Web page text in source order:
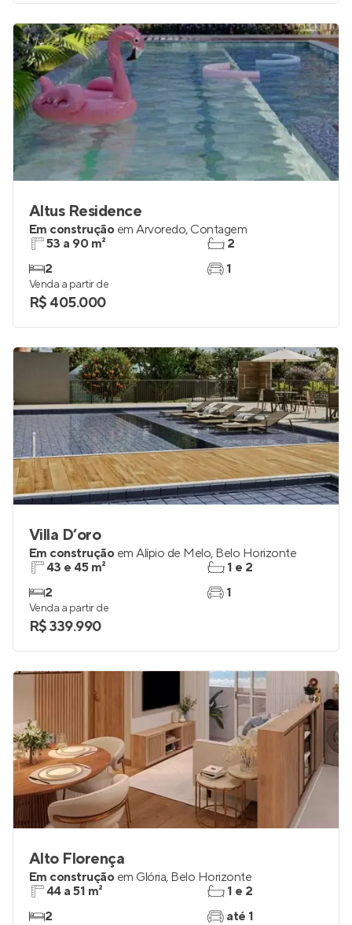
Altus Residence
Em construção em Arvoredo, Contagem
53 a 90 m²
2
2
1
Venda a partir de
R$ 405.000
Villa D’oro
Em construção em Alípio de Melo, Belo Horizonte
43 e 45 m²
2
1 e 2
1
Venda a partir de
R$ 339.990
Alto Florença
Em construção em Glória, Belo Horizonte
44 a 51 m²
2
1 e 2
até 1